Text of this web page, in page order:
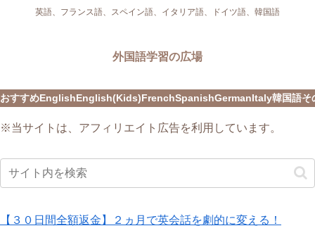
英語、フランス語、スペイン語、イタリア語、ドイツ語、韓国語
外国語学習の広場
おすすめEnglishEnglish(Kids)FrenchSpanishGermanItaly韓国語そ
※当サイトは、アフィリエイト広告を利用しています。
【３０日間全額返金】２ヵ月で英会話を劇的に変える！